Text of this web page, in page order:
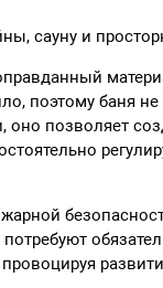
сауну и
поэтому баня
оно позволяет